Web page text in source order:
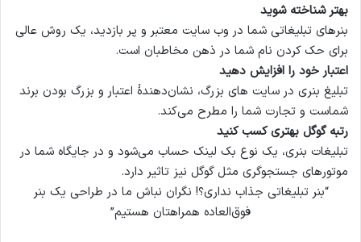
بهتر شناخته شوید
بنرهای تبلیغاتی شما در وب سایت معتبر و پر بازدید، یک روش عالی
برای حک کردن نام شما در ذهن مخاطبان است.
اعتبار خود را افزایش دهید
تبلیغ بنری در سایت های بزرگ، نشان‌دهندۀ اعتبار و بزرگ بودن برند
شماست و تجارت شما را مطرح می‌کند.
رتبه گوگل بهتری کسب کنید
تبلیغات بنری، یک نوع بک لینک حساب می‌شود و در جایگاه شما در
موتورهای جستجوگری مثل گوگل نیز تاثیر دارد.
“بنر تبلیغاتی جذاب نداری؟! نگران نباش ما در طراحی یک بنر
فوق‌العاده همراهتان هستیم”